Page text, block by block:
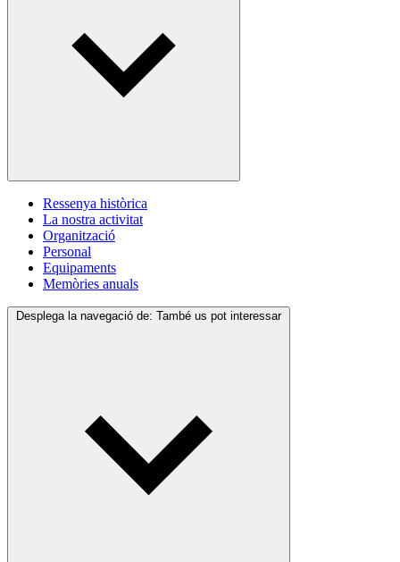
Ressenya històrica
La nostra activitat
Organització
Personal
Equipaments
Memòries anuals
Desplega la navegació de: També us pot interessar